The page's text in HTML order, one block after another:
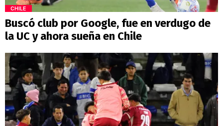
CHILE
Buscó club por Google, fue en verdugo de
la UC y ahora sueña en Chile